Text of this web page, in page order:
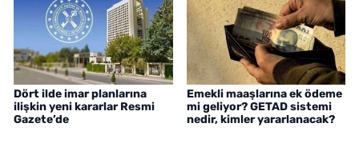
Dört ilde imar planlarına
ilişkin yeni kararlar Resmi
Gazete’de
Emekli maaşlarına ek ödeme
mi geliyor? GETAD sistemi
nedir, kimler yararlanacak?